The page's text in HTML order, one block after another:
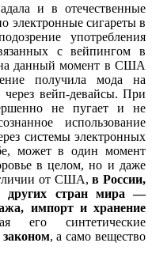
и в отечественные
электронные сигареты в
употребления
с вейпингом в
на данный момент в США
получила мода на
вейп-девайсы. При
не пугает и не
использование
системы электронных
может в один момент
в целом, но и даже
от США,в России,
других стран мира —
импорт и хранение
его синтетические
, а само вещество